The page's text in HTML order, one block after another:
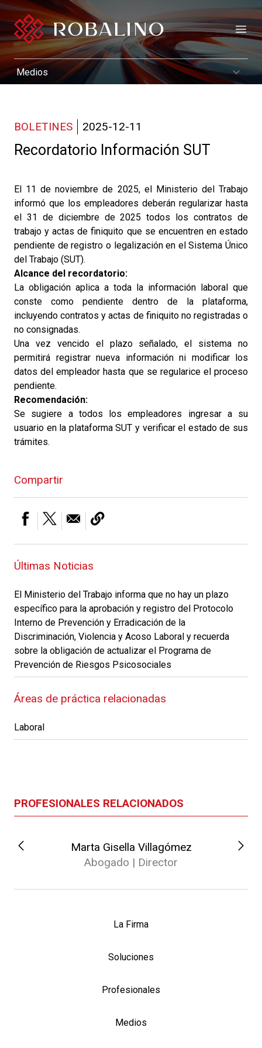
BOLETINES 2025-12-11
Recordatorio Información SUT
El 11 de noviembre de 2025, el Ministerio del Trabajo
informó que los empleadores deberán regularizar hasta
el 31 de diciembre de 2025 todos los contratos de
trabajo y actas de finiquito que se encuentren en estado
pendiente de registro o legalización en el Sistema Único
del Trabajo (SUT).
Alcance del recordatorio:
La obligación aplica a toda la información laboral que
conste como pendiente dentro de la plataforma,
incluyendo contratos y actas de finiquito no registradas o
no consignadas.
Una vez vencido el plazo señalado, el sistema no
permitirá registrar nueva información ni modificar los
datos del empleador hasta que se regularice el proceso
pendiente.
Recomendación:
Se sugiere a todos los empleadores ingresar a su
usuario en la plataforma SUT y verificar el estado de sus
trámites.
Compartir
Últimas Noticias
El Ministerio del Trabajo informa que no hay un plazo
específico para la aprobación y registro del Protocolo
Interno de Prevención y Erradicación de la
Discriminación, Violencia y Acoso Laboral y recuerda
sobre la obligación de actualizar el Programa de
Prevención de Riesgos Psicosociales
Áreas de práctica relacionadas
Laboral
PROFESIONALES RELACIONADOS
Marta Gisella Villagómez
Abogado | Director
La Firma
Soluciones
Profesionales
Medios